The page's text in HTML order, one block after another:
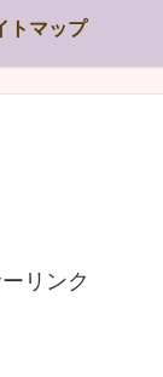
トマップ
リンク